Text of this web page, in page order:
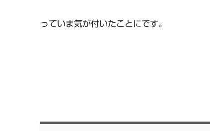
っていま気が付いたことにです。